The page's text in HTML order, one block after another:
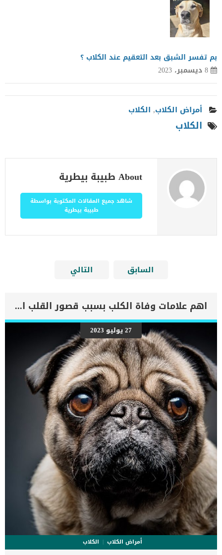
بم تفسر الشبق بعد التعقيم عند الكلاب ؟
8 ديسمبر، 2023
أمراض الكلاب, الكلاب
الكلاب
About طبيبة بيطرية
شاهد جميع المقالات المكتوبة بواسطة
طبيبة بيطرية
السابق التالي
اهم علامات وفاة الكلب بسبب قصور القلب الاحتقانى
27 يوليو 2023
أمراض الكلاب الكلاب